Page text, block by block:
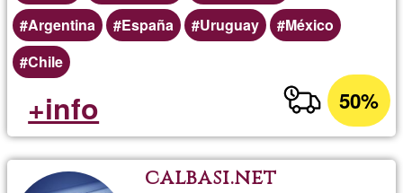
Argentina
España Uruguay
México
Chile
50%
+info
calbasi.net